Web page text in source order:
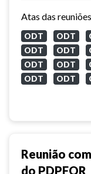
ODT ODT
ODT
ODT
ODT
ODT
ODT
ODT
Reunião
do PDPFOR